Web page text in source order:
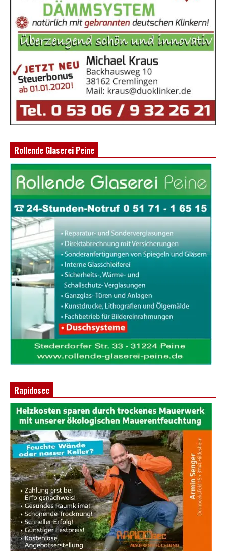
Rollende Glaserei Peine
Rapidosec